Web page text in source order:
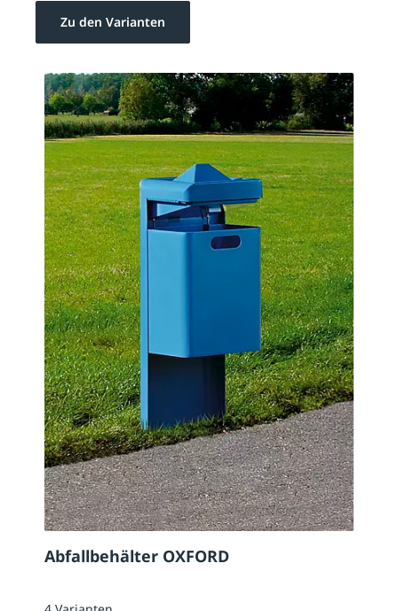
Zu den Varianten
Abfallbehälter OXFORD